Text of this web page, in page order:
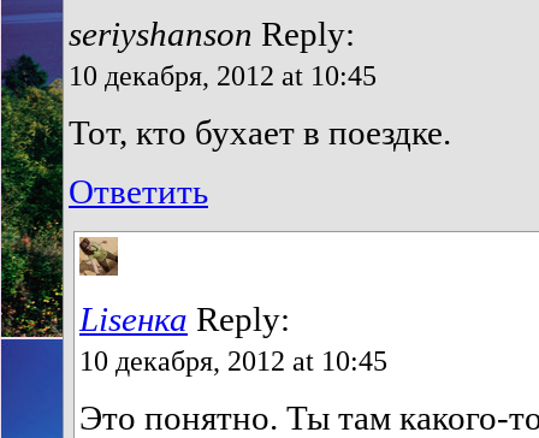
seriyshanson Reply:
10 декабря, 2012 at 10:45
Тот, кто бухает в поездке.
Ответить
Liseнка Reply:
10 декабря, 2012 at 10:45
Это понятно. Ты там какого-